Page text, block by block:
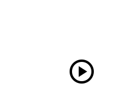
play_circle